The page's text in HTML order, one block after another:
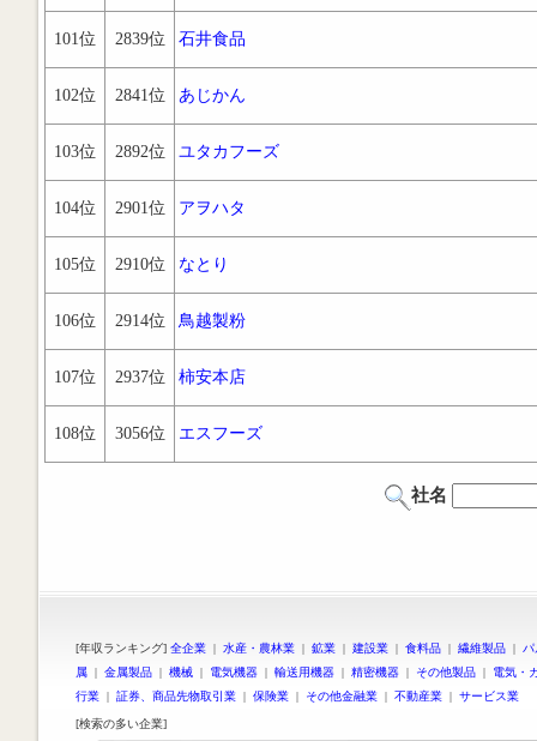
101位 2839位 石井食品
102位 2841位 あじかん
103位 2892位 ユタカフーズ
104位 2901位 アヲハタ
105位 2910位 なとり
106位 2914位 鳥越製粉
107位 2937位 柿安本店
108位 3056位 エスフーズ
社名
[年収ランキング] 全企業 | 水産・農林業 | 鉱業 | 建設業 | 食料品 | 繊維製品 |
属 | 金属製品 | 機械 | 電気機器 | 輸送用機器 | 精密機器 | その他製品 | 電気・
行業 | 証券、商品先物取引業 | 保険業 | その他金融業 | 不動産業 | サービス業
[検索の多い企業]